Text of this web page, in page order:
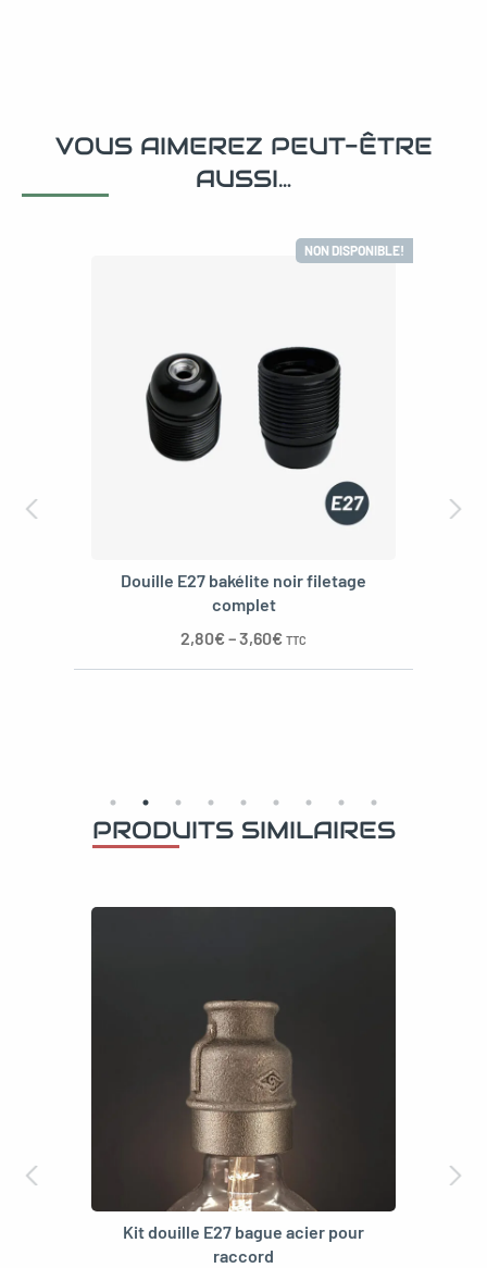
VOUS AIMEREZ PEUT-ÊTRE
AUSSI…
NON DISPONIBLE!
Douille E27 bakélite noir filetage
complet
2,80€–3,60€ TTC
PRODUITS SIMILAIRES
Kit douille E27 bague acier pour
raccord